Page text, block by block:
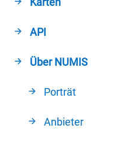
API
Über NUMIS
Porträt
Anbieter